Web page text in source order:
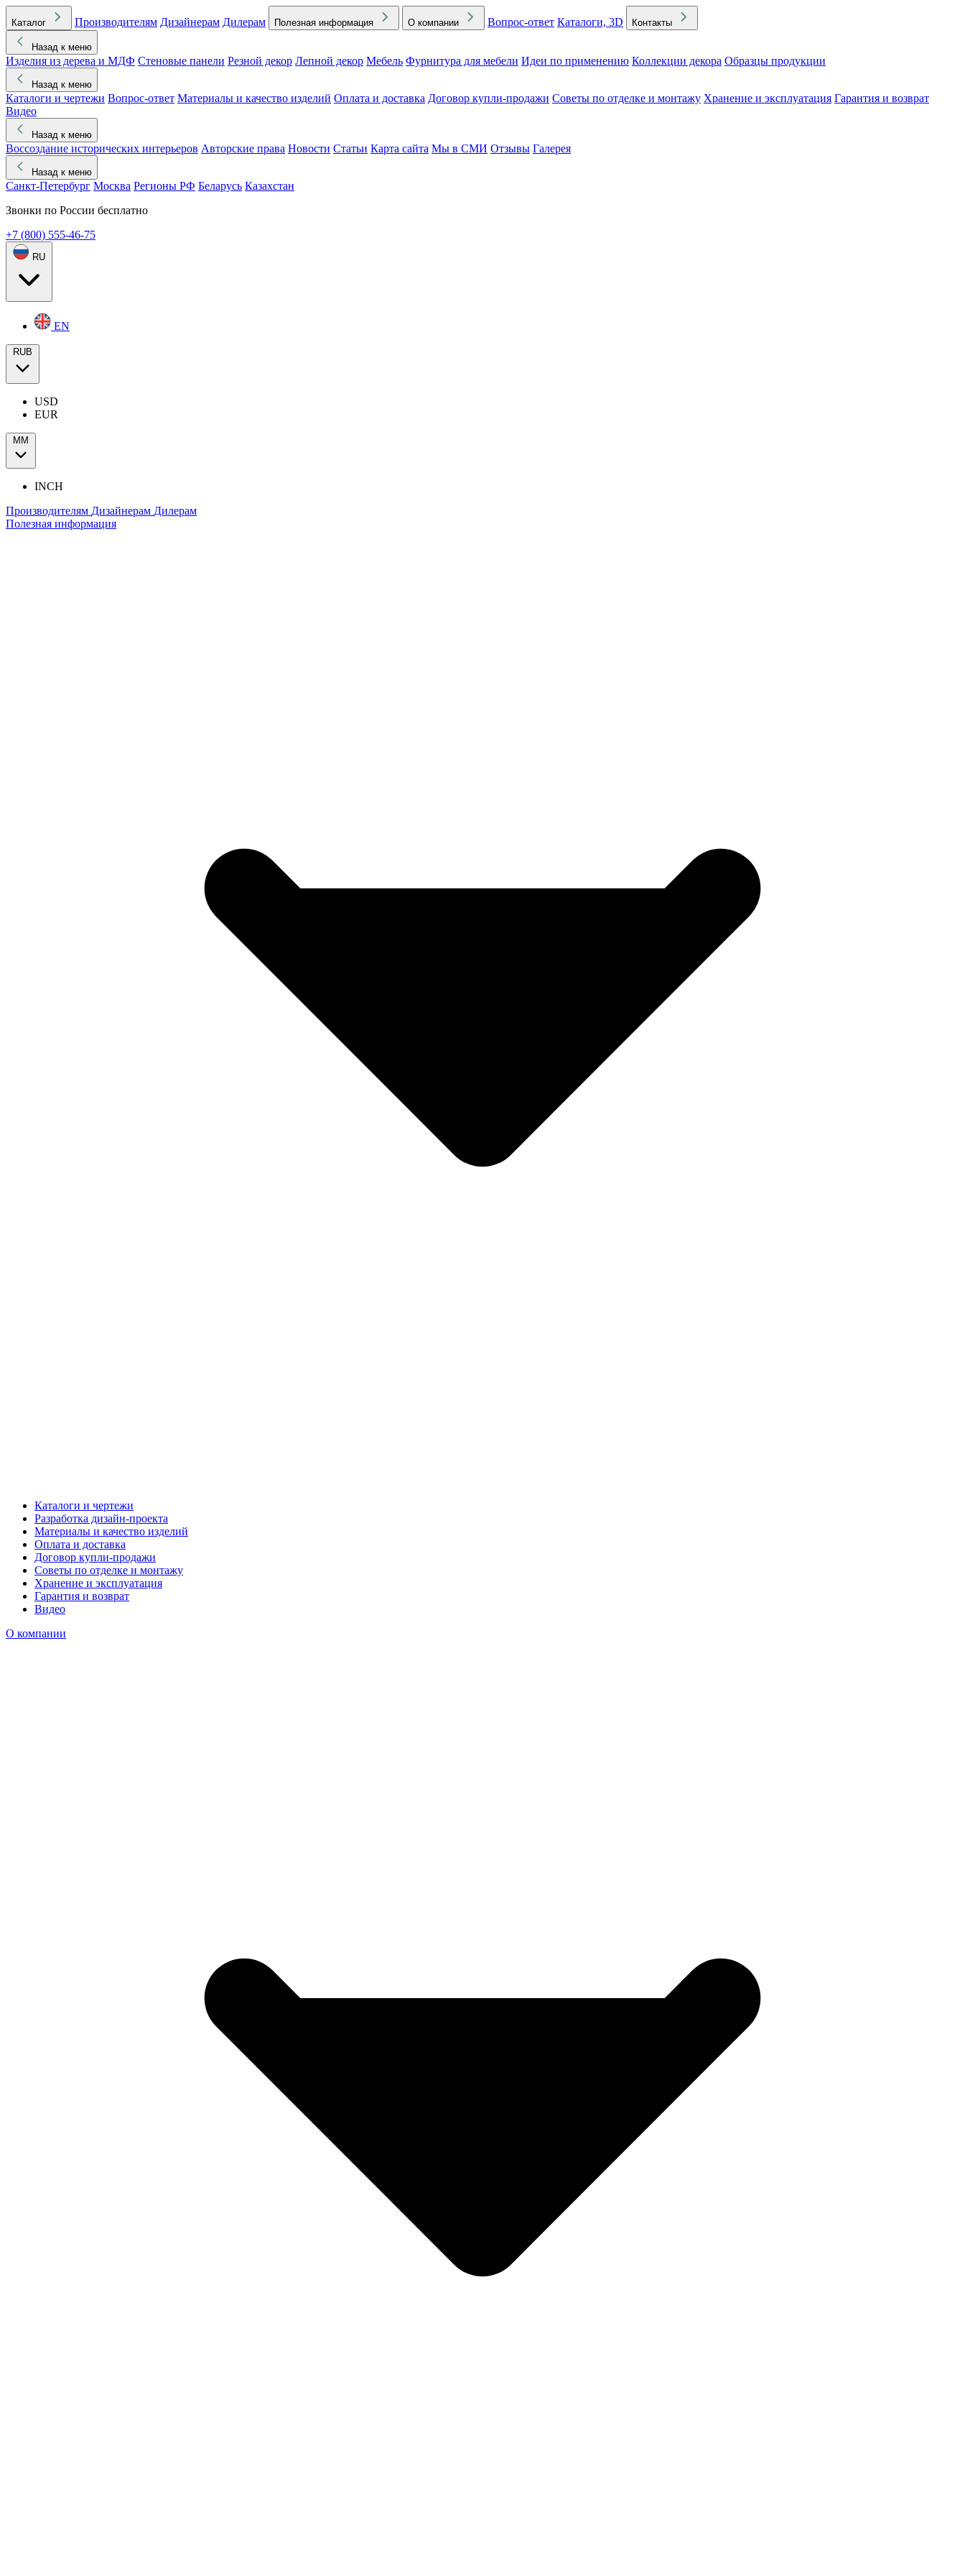
Каталог Производителям Дизайнерам Дилерам Полезная информация О компании Вопрос-ответ Каталоги, 3D Контакты
Назад к меню
Изделия из дерева и МДФ Стеновые панели Резной декор Лепной декор Мебель Фурнитура для мебели Идеи по применению Коллекции декора Образцы продукции
Назад к меню
Каталоги и чертежи Вопрос-ответ Материалы и качество изделий Оплата и доставка Договор купли-продажи Советы по отделке и монтажу Хранение и эксплуатация Гарантия и возврат
Видео
Назад к меню
Воссоздание исторических интерьеров Авторские права Новости Статьи Карта сайта Мы в СМИ Отзывы Галерея
Назад к меню
Санкт-Петербург Москва Регионы РФ Беларусь Казахстан
Звонки по России бесплатно
+7 (800) 555-46-75
RU
EN
RUB
USD
EUR
ММ
INCH
Производителям Дизайнерам Дилерам
Полезная информация
Каталоги и чертежи
Разработка дизайн-проекта
Материалы и качество изделий
Оплата и доставка
Договор купли-продажи
Советы по отделке и монтажу
Хранение и эксплуатация
Гарантия и возврат
Видео
О компании